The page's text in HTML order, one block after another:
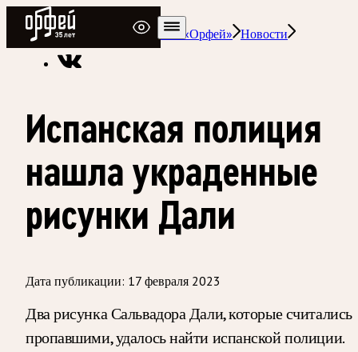
Радио Орфей
Радио классической музыки «Орфей» Новости
Испанская полиция
нашла украденные
рисунки Дали
Дата публикации: 17 февраля 2023
Два рисунка Сальвадора Дали, которые считались
пропавшими, удалось найти испанской полиции.